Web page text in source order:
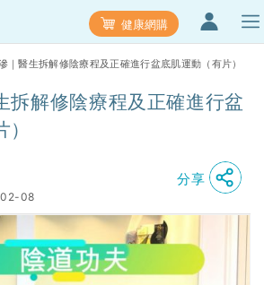
健康網購
滲｜醫生拆解修陰療程及正確進行盆底肌運動（有片）
拆解修陰療程及正確進行盆
08
分享